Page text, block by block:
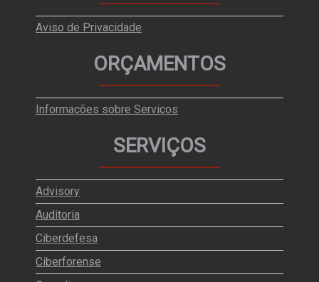
Aviso de Privacidade
ORÇAMENTOS
Informações sobre Serviços
SERVIÇOS
Advisory
Auditoria
Ciberdefesa
Ciberforense